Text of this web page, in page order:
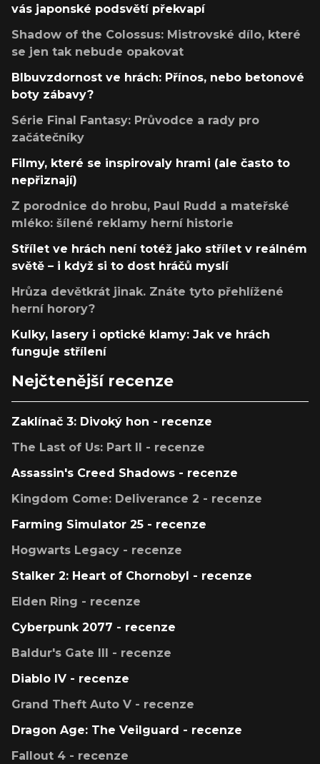
vás japonské podsvětí překvapí
Shadow of the Colossus: Mistrovské dílo, které
se jen tak nebude opakovat
Blbuvzdornost ve hrách: Přínos, nebo betonové
boty zábavy?
Série Final Fantasy: Průvodce a rady pro
začátečníky
Filmy, které se inspirovaly hrami (ale často to
nepřiznají)
Z porodnice do hrobu, Paul Rudd a mateřské
mléko: šílené reklamy herní historie
Střílet ve hrách není totéž jako střílet v reálném
světě – i když si to dost hráčů myslí
Hrůza devětkrát jinak. Znáte tyto přehlížené
herní horory?
Kulky, lasery i optické klamy: Jak ve hrách
funguje střílení
Nejčtenější recenze
Zaklínač 3: Divoký hon - recenze
The Last of Us: Part II - recenze
Assassin's Creed Shadows - recenze
Kingdom Come: Deliverance 2 - recenze
Farming Simulator 25 - recenze
Hogwarts Legacy - recenze
Stalker 2: Heart of Chornobyl - recenze
Elden Ring - recenze
Cyberpunk 2077 - recenze
Baldur's Gate III - recenze
Diablo IV - recenze
Grand Theft Auto V - recenze
Dragon Age: The Veilguard - recenze
Fallout 4 - recenze